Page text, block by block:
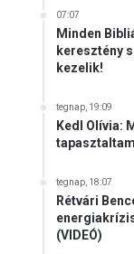
07:07
Minden
keresztény
kezelik!
tegnap, 19:09
Kedl Olívia:
tegnap, 18:07
Rétvári
(VIDEÓ)